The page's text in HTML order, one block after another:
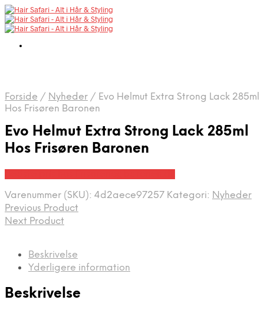
Forside / Nyheder / Evo Helmut Extra Strong Lack 285ml
Hos Frisøren Baronen
Evo Helmut Extra Strong Lack 285ml
Hos Frisøren Baronen
Varenummer (SKU): 4d2aece97257 Kategori: Nyheder
Previous Product
Next Product
Beskrivelse
Yderligere information
Beskrivelse